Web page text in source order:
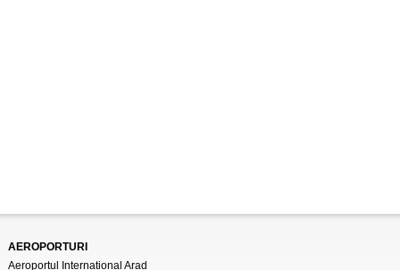
AEROPORTURI
Aeroportul Internațional Arad